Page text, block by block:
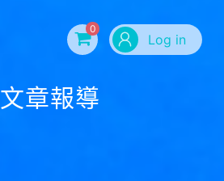
0
Log in
文章報導